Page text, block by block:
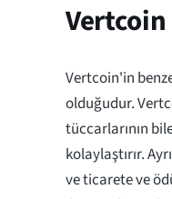
Vertcoin
Vertcoin'in
olduğudur.
tüccarlarının
kolaylaştırır.
ve ticarete ve